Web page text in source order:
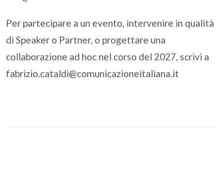
Per partecipare a un evento, intervenire in qualità
di Speaker o Partner, o progettare una
collaborazione ad hoc nel corso del 2027, scrivi a
fabrizio.cataldi@comunicazioneitaliana.it